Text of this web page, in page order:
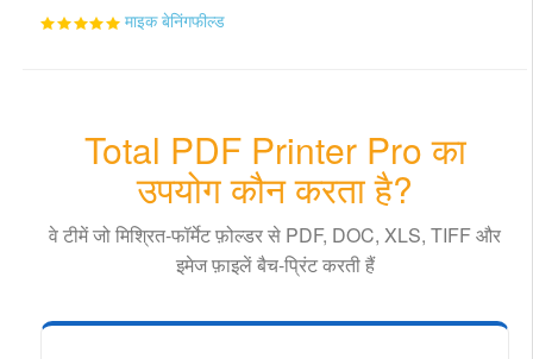
माइक बेनिंगफील्ड
Total PDF Printer Pro का
उपयोग कौन करता है?
वे टीमें जो मिश्रित-फॉर्मेट फ़ोल्डर से PDF, DOC, XLS, TIFF और
इमेज फ़ाइलें बैच-प्रिंट करती हैं